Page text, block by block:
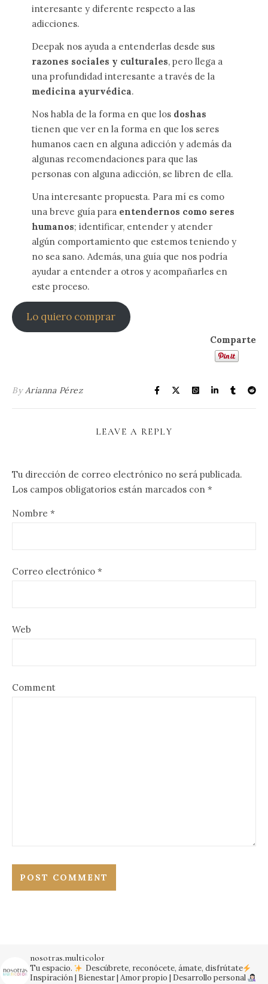
interesante y diferente respecto a las
adicciones.
Deepak nos ayuda a entenderlas desde sus
razones sociales y culturales, pero llega a
una profundidad interesante a través de la
medicina ayurvédica.
Nos habla de la forma en que los doshas
tienen que ver en la forma en que los seres
humanos caen en alguna adicción y además da
algunas recomendaciones para que las
personas con alguna adicción, se libren de ella.
Una interesante propuesta. Para mí es como
una breve guía para entendernos como seres
humanos; identificar, entender y atender
algún comportamiento que estemos teniendo y
no sea sano. Además, una guía que nos podría
ayudar a entender a otros y acompañarles en
este proceso.
Lo quiero comprar
Comparte
ByArianna Pérez
LEAVE A REPLY
Tu dirección de correo electrónico no será publicada.
Los campos obligatorios están marcados con *
Nombre *
Correo electrónico *
Web
Comment
nosotras.multicolor
Tu espacio.
Descúbrete, reconócete, ámate, disfrútate
Inspiración | Bienestar | Amor propio | Desarrollo personal